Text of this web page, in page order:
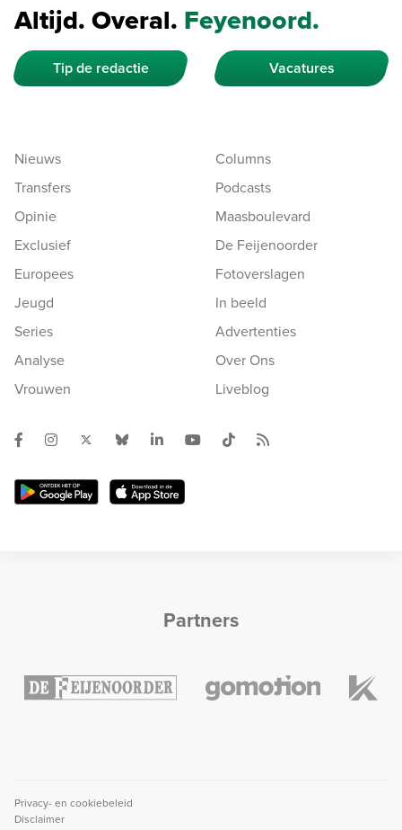
Altijd. Overal. Feyenoord.
Tip de redactie Vacatures
Nieuws
Transfers
Opinie
Exclusief
Europees
Jeugd
Series
Analyse
Vrouwen
Columns
Podcasts
Maasboulevard
De Feijenoorder
Fotoverslagen
In beeld
Advertenties
Over Ons
Liveblog
Partners
Privacy- en cookiebeleid
Disclaimer